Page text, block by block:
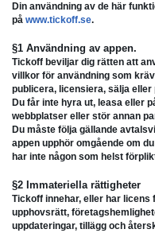
Din användning av de här
på www.tickoff.se.
§1 Användning av appen.
Tickoff beviljar dig rätten att
villkor för användning som
publicera, licensiera, sälja
Du får inte hyra ut, leasa eller
webbplatser eller stör annan
Du måste följa gällande
appen upphör omgående om
har inte någon som helst
§2 Immateriella rättigheter
Tickoff innehar, eller har
upphovsrätt,
uppdateringar, tillägg och